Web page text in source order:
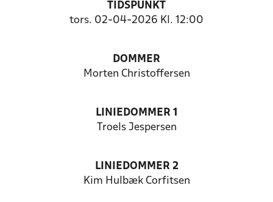
TIDSPUNKT
tors. 02-04-2026 Kl. 12:00
DOMMER
Morten Christoffersen
LINIEDOMMER 1
Troels Jespersen
LINIEDOMMER 2
Kim Hulbæk Corfitsen